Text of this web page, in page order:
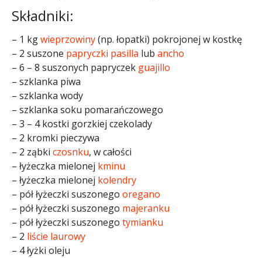
Składniki:
– 1 kgwieprzowiny(np. łopatki) pokrojonej w kostkę
– 2 suszone papryczki pasilla lub ancho
– 6 – 8 suszonych papryczek guajillo
– szklanka piwa
– szklanka wody
– szklanka soku pomarańczowego
– 3 – 4 kostki gorzkiej czekolady
– 2 kromki pieczywa
– 2 ząbki czosnku, w całości
– łyżeczka mielonej kminu
– łyżeczka mielonej kolendry
– pół łyżeczki suszonego oregano
– pół łyżeczki suszonego majeranku
– pół łyżeczki suszonego tymianku
– 2 liście laurowy
– 4 łyżki oleju